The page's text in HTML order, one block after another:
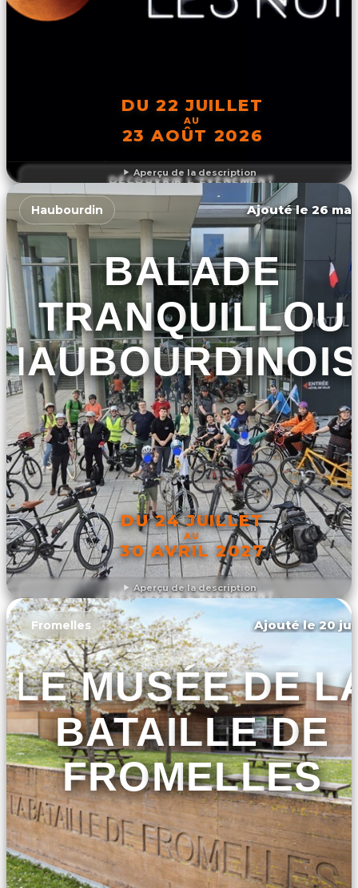
Aperçu de la description
DU 22 JUILLET
AU
23 AOÛT 2026
DÉCOUVRIR L'ÉVÉNEMENT
Aperçu de la description
Haubourdin Ajouté le 26
BALADE
TRANQUILLOU
DU 24 JUILLET
AU
30 AVRIL 2027
DÉCOUVRIR L'ÉVÉNEMENT
Fromelles Ajouté le 20
LE MUSÉE DE
BATAILLE DE
FROMELLES